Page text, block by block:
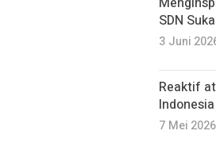
SDN
3 Juni
Reaktif
Indonesia
7 Mei